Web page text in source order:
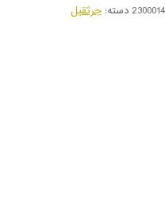
دسته:جرثقیل